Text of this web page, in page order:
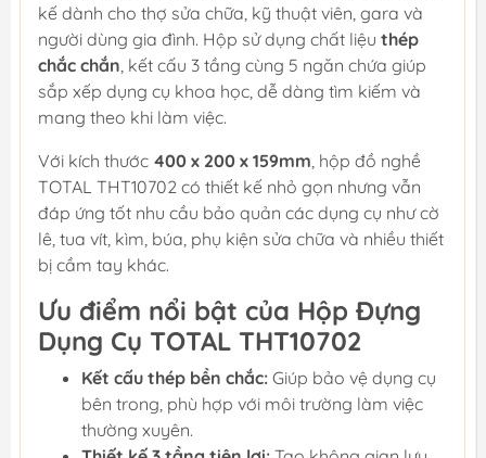
kế dành cho thợ sửa chữa, kỹ thuật viên, gara và
người dùng gia đình. Hộp sử dụng chất liệu thép
chắc chắn, kết cấu 3 tầng cùng 5 ngăn chứa giúp
sắp xếp dụng cụ khoa học, dễ dàng tìm kiếm và
mang theo khi làm việc.
Với kích thước 400 x 200 x 159mm, hộp đồ nghề
TOTAL THT10702 có thiết kế nhỏ gọn nhưng vẫn
đáp ứng tốt nhu cầu bảo quản các dụng cụ như cờ
lê, tua vít, kìm, búa, phụ kiện sửa chữa và nhiều thiết
bị cầm tay khác.
Ưu điểm nổi bật của Hộp Đựng
Dụng Cụ TOTAL THT10702
Kết cấu thép bền chắc: Giúp bảo vệ dụng cụ
bên trong, phù hợp với môi trường làm việc
thường xuyên.